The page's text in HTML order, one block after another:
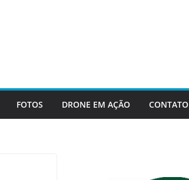
FOTOS DRONE EM AÇÃO CONTATO